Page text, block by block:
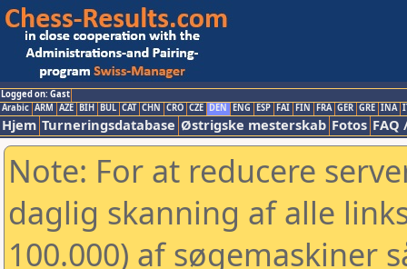
Logged on: Gast
Arabic ARM AZE BIH BUL CAT CHN CRO CZE DEN ENG ESP FAI FIN FRA GER GRE INA
Hjem Turneringsdatabase Østrigske mesterskab Fotos FAQ
Note: For at reducere
daglig skanning af alle
100.000) af søgemaskiner